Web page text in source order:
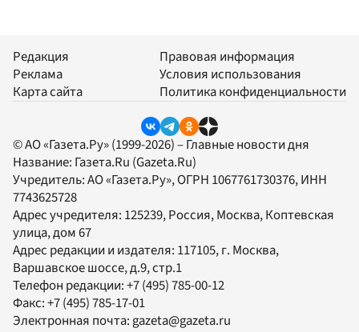
Редакция
Реклама
Карта сайта
Правовая информация
Условия использования
Политика конфиденциальности
© АО «Газета.Ру» (1999-2026) – Главные новости дня
Название: Газета.Ru (Gazeta.Ru)
Учредитель:АО «Газета.Ру», ОГРН 1067761730376, ИНН
7743625728
Адрес учредителя: 125239, Россия, Москва, Коптевская
улица, дом 67
Адрес редакции и издателя: 117105, г. Москва,
Варшавское шоссе, д.9, стр.1
Телефон редакции:+7 (495) 785-00-12
Факс:+7 (495) 785-17-01
Электронная почта:gazeta@gazeta.ru